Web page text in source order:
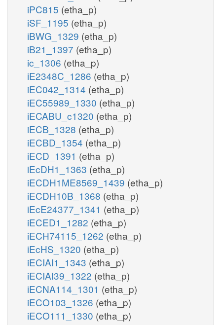
iPC815 (etha_p)
iSF_1195 (etha_p)
iBWG_1329 (etha_p)
iB21_1397 (etha_p)
ic_1306 (etha_p)
iE2348C_1286 (etha_p)
iEC042_1314 (etha_p)
iEC55989_1330 (etha_p)
iECABU_c1320 (etha_p)
iECB_1328 (etha_p)
iECBD_1354 (etha_p)
iECD_1391 (etha_p)
iEcDH1_1363 (etha_p)
iECDH1ME8569_1439 (etha_p)
iECDH10B_1368 (etha_p)
iEcE24377_1341 (etha_p)
iECED1_1282 (etha_p)
iECH74115_1262 (etha_p)
iEcHS_1320 (etha_p)
iECIAI1_1343 (etha_p)
iECIAI39_1322 (etha_p)
iECNA114_1301 (etha_p)
iECO103_1326 (etha_p)
iECO111_1330 (etha_p)